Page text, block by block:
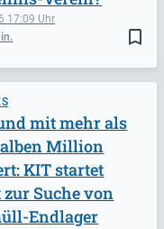
bookmark_border
17:09
mit mehr als
Million
KIT startet
Suche von
Endlager